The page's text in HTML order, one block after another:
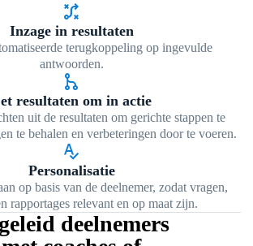
tactic
Inzage in resultaten
terugkoppeling op ingevulde
antwoorden.
graph_1
resultaten om in actie
uit de resultaten om gerichte stappen te
te behalen en verbeteringen door te voeren.
spellcheck
Personalisatie
op basis van de deelnemer, zodat vragen,
rapportages relevant en op maat zijn.
deelnemers